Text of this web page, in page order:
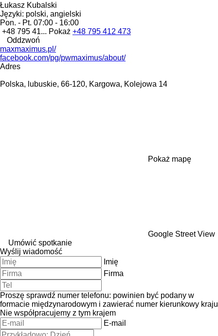
Łukasz Kubalski
Języki: polski, angielski
Pon. - Pt. 07:00 - 16:00
+48 795 41... Pokaż +48 795 412 473
Oddzwoń
maxmaximus.pl/
facebook.com/pg/pwmaximus/about/
Adres
Polska, lubuskie, 66-120, Kargowa, Kolejowa 14
Pokaż mapę
Google Street View
Umówić spotkanie
Wyślij wiadomość
Imię
Firma
Proszę sprawdź numer telefonu: powinien być podany w
formacie międzynarodowym i zawierać numer kierunkowy kraju
Nie współpracujemy z tym krajem
E-mail